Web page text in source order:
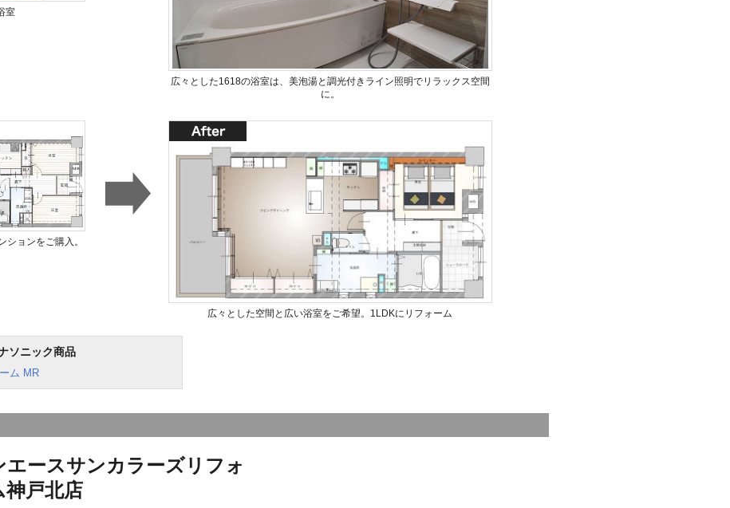
室
広々とした1618の浴室は、美泡湯と調光付きライン照明でリラックス空間
に。
ションをご購入。
広々とした空間と広い浴室をご希望。1LDKにリフォーム
ソニック商品
ム MR
エースサンカラーズリフォ
神戸北店